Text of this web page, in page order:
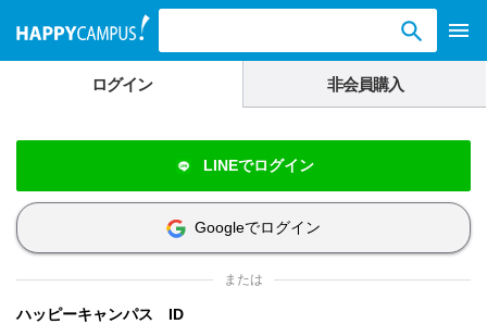
ログイン 非会員購入
LINEでログイン
Googleでログイン
または
ハッピーキャンパス ID